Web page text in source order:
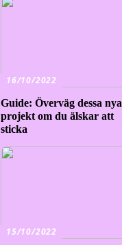
16/10/2022
Guide: Överväg dessa nya
projekt om du älskar att
sticka
15/10/2022